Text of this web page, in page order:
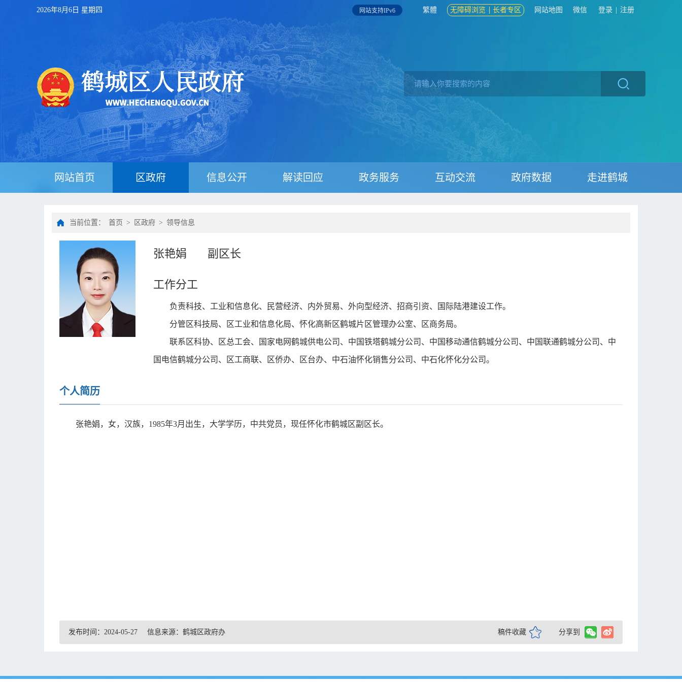
2026年8月6日 星期四 网站支持IPv6 繁體 无障碍浏览 长者专区 网站地图 微信 登录 注册
网站首页 区政府 信息公开 解读回应 政务服务 互动交流 政府数据 走进鹤城
当前位置： 首页 > 区政府 > 领导信息
张艳娟 副区长
工作分工
负责科技、工业和信息化、民营经济、内外贸易、外向型经济、招商引资、国际陆港建设工作。
分管区科技局、区工业和信息化局、怀化高新区鹤城片区管理办公室、区商务局。
联系区科协、区总工会、国家电网鹤城供电公司、中国铁塔鹤城分公司、中国移动通信鹤城分公司、中国联通鹤城分公司、中
国电信鹤城分公司、区工商联、区侨办、区台办、中石油怀化销售分公司、中石化怀化分公司。
个人简历
张艳娟，女，汉族，1985年3月出生，大学学历，中共党员，现任怀化市鹤城区副区长。
发布时间：2024-05-27 信息来源：鹤城区政府办 稿件收藏 分享到